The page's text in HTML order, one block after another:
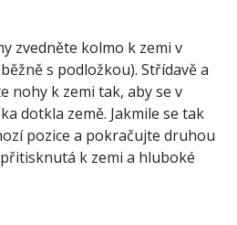
zvedněte kolmo k zemi v
s podložkou). Střídavě a
nohy k zemi tak, aby se v
dotkla země. Jakmile se tak
pozice a pokračujte druhou
k zemi a hluboké